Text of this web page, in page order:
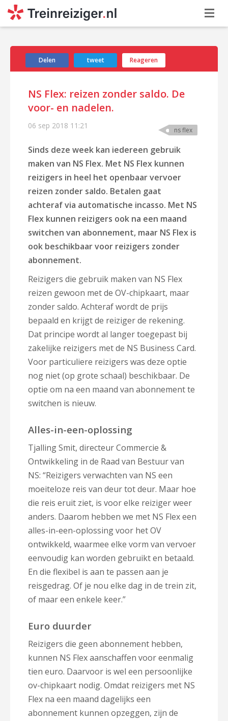
Delen tweet Reageren
NS Flex: reizen zonder saldo. De
voor- en nadelen.
06 sep 2018 11:21 ns flex
Sinds deze week kan iedereen gebruik
maken van NS Flex. Met NS Flex kunnen
reizigers in heel het openbaar vervoer
reizen zonder saldo. Betalen gaat
achteraf via automatische incasso. Met NS
Flex kunnen reizigers ook na een maand
switchen van abonnement, maar NS Flex is
ook beschikbaar voor reizigers zonder
abonnement.
Reizigers die gebruik maken van NS Flex
reizen gewoon met de OV-chipkaart, maar
zonder saldo. Achteraf wordt de prijs
bepaald en krijgt de reiziger de rekening.
Dat principe wordt al langer toegepast bij
zakelijke reizigers met de NS Business Card.
Voor particuliere reizigers was deze optie
nog niet (op grote schaal) beschikbaar. De
optie om na een maand van abonnement te
switchen is nieuw.
Alles-in-een-oplossing
Tjalling Smit, directeur Commercie &
Ontwikkeling in de Raad van Bestuur van
NS: “Reizigers verwachten van NS een
moeiteloze reis van deur tot deur. Maar hoe
die reis eruit ziet, is voor elke reiziger weer
anders. Daarom hebben we met NS Flex een
alles-in-een-oplossing voor het OV
ontwikkeld, waarmee elke vorm van vervoer
eenvoudig kan worden gebruikt en betaald.
En die flexibel is aan te passen aan je
reisgedrag. Of je nou elke dag in de trein zit,
of maar een enkele keer.”
Euro duurder
Reizigers die geen abonnement hebben,
kunnen NS Flex aanschaffen voor eenmalig
tien euro. Daarvoor is wel een persoonlijke
ov-chipkaart nodig. Omdat reizigers met NS
Flex na een maand dagelijks een
abonnement kunnen opzeggen, zijn de